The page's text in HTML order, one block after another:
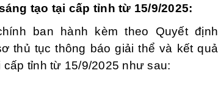
tạo tại cấp tỉnh từ 15/9/2025:
ban hành kèm theo Quyết định
thủ tục thông báo giải thể và kết quả
tỉnh từ 15/9/2025 như sau: